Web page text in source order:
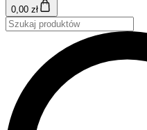
0,00 zł